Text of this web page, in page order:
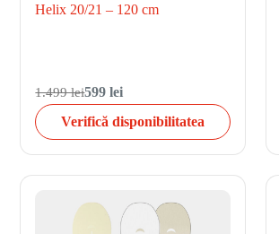
Helix 20/21 – 120 cm
1.499 lei599 lei
Verifică disponibilitatea